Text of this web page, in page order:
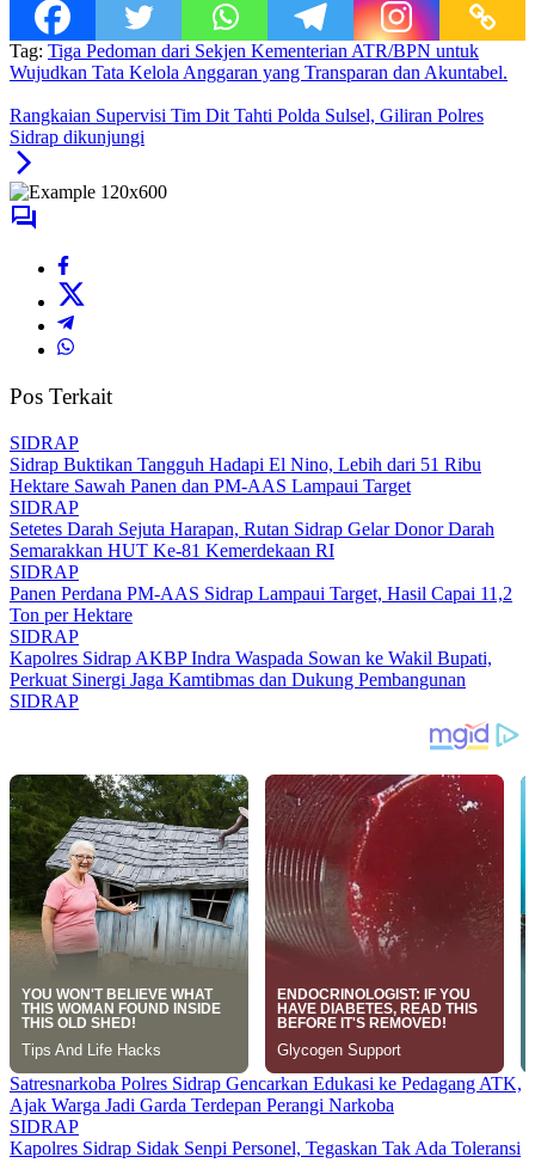
Tag: Tiga Pedoman dari Sekjen Kementerian ATR/BPN untuk
Wujudkan Tata Kelola Anggaran yang Transparan dan Akuntabel.
Rangkaian Supervisi Tim Dit Tahti Polda Sulsel, Giliran Polres
Sidrap dikunjungi
Pos Terkait
SIDRAP
Sidrap Buktikan Tangguh Hadapi El Nino, Lebih dari 51 Ribu
Hektare Sawah Panen dan PM-AAS Lampaui Target
SIDRAP
Setetes Darah Sejuta Harapan, Rutan Sidrap Gelar Donor Darah
Semarakkan HUT Ke-81 Kemerdekaan RI
SIDRAP
Panen Perdana PM-AAS Sidrap Lampaui Target, Hasil Capai 11,2
Ton per Hektare
SIDRAP
Kapolres Sidrap AKBP Indra Waspada Sowan ke Wakil Bupati,
Perkuat Sinergi Jaga Kamtibmas dan Dukung Pembangunan
SIDRAP
Satresnarkoba Polres Sidrap Gencarkan Edukasi ke Pedagang ATK,
Ajak Warga Jadi Garda Terdepan Perangi Narkoba
SIDRAP
Kapolres Sidrap Sidak Senpi Personel, Tegaskan Tak Ada Toleransi